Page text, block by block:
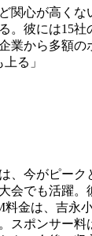
関心が高くな
。彼には15社
業から多額の
る」
、今がピー
会でも活躍。
金は、吉永
スポンサー料